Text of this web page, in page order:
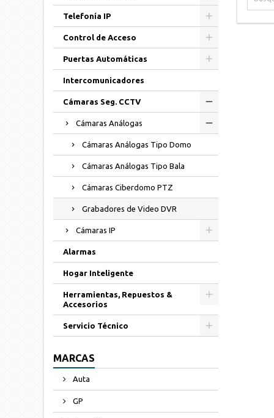
Telefonía IP
Control de Acceso
Puertas Automáticas
Intercomunicadores
Cámaras Seg. CCTV
Cámaras Análogas
Cámaras Análogas Tipo Domo
Cámaras Análogas Tipo Bala
Cámaras Ciberdomo PTZ
Grabadores de Video DVR
Cámaras IP
Alarmas
Hogar Inteligente
Herramientas, Repuestos &
Accesorios
Servicio Técnico
MARCAS
Auta
GP